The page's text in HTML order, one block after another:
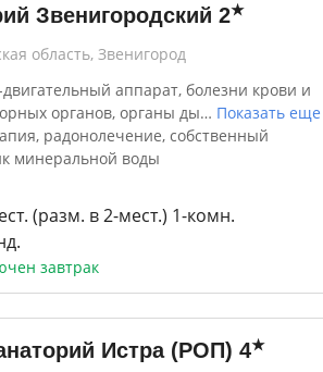
Звенигородский 2★
область, Звенигород
аппарат, болезни крови и
органов, органы ды… Показать еще
радонолечение, собственный
минеральной воды
(разм. в 2-мест.) 1-комн.
завтрак
Истра (РОП) 4★